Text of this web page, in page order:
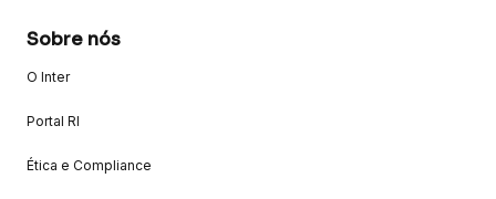
Sobre nós
O Inter
Portal RI
Ética e Compliance